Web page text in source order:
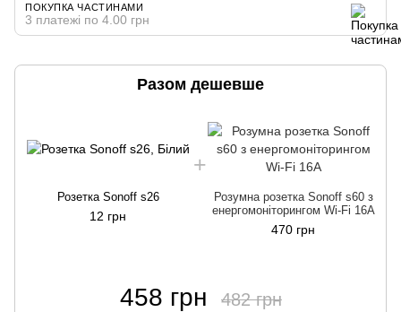
ПОКУПКА ЧАСТИНАМИ
3 платежі по 4.00 грн
Разом дешевше
Розетка Sonoff s26
12 грн
Розумна розетка Sonoff s60 з
енергомоніторингом Wi-Fi 16A
470 грн
458 грн 482 грн